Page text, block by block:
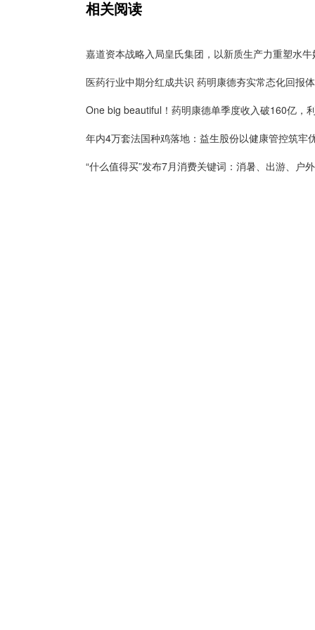
相关阅读
医药行业中期分红成共识 药明康德夯实常态化回报
“什么值得买”发布7月消费关键词：消暑、出游、户外